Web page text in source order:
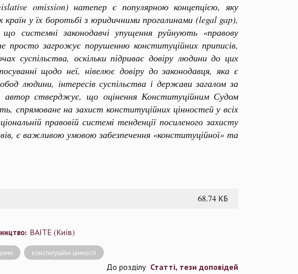
omission) натепер є популярною концепцією, яку
у їх боротьбі з юридичними прогалинами (legal gap),
системні законодавчі упущення руйнують «правову
загрожує порушенню конституційних приписів,
суспільства, оскільки підриває довіру людини до цих
щодо неї, нівелює довіру до законодавця, яка є
людини, інтересів суспільства і держави загалом за
автор стверджує, що оцінення Конституційним Судом
спрямоване на захист конституційних цінностей у всіх
правовій системі тенденції посиленого захисту
є важливою умовою забезпечення «конституційної» та
68.74 КБ
ВАІТЕ (Київ)
конституційні цінності
До розділу Статті, тези доповідей